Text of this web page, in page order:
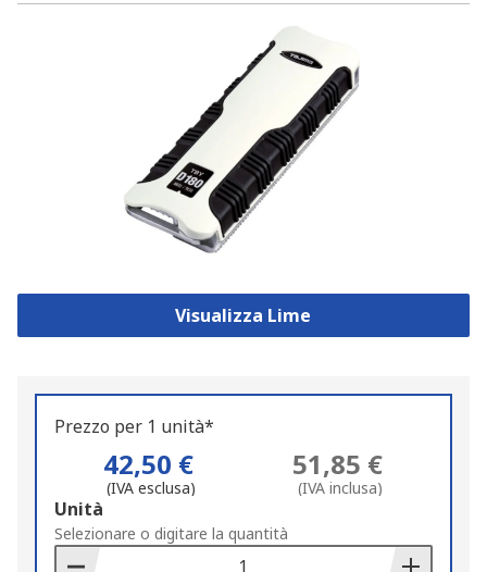
Visualizza Lime
Prezzo per 1 unità*
42,50 €
(IVA esclusa)
51,85 €
(IVA inclusa)
Add
to
Basket
Unità
Selezionare o digitare la quantità